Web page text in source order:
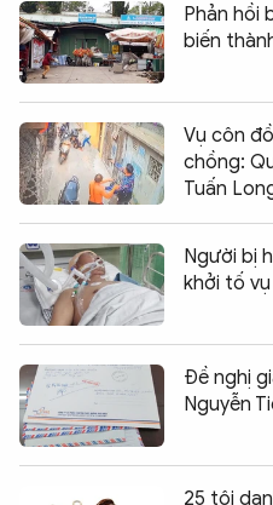
Phản hồi
biến
Vụ côn
chồng:
Tuấn
Người bị
khởi tố
Đề nghị
Nguyễn
25 tội